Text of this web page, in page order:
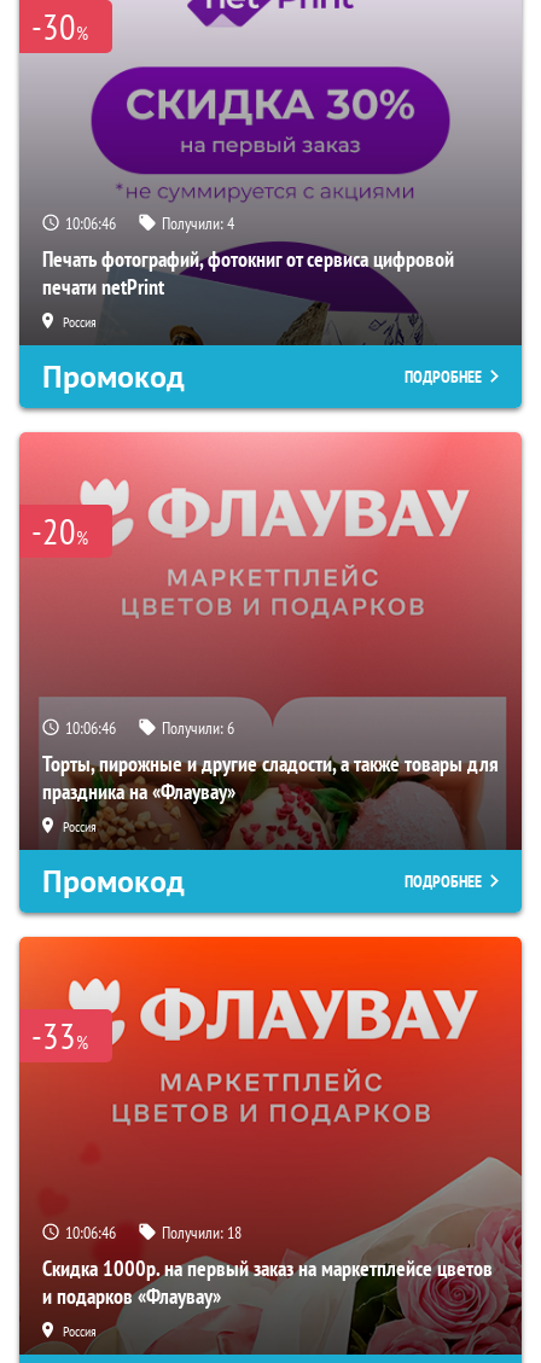
-30%
10:06:45 Получили:4
Печать фотографий, фотокниг от сервиса цифровой
печати netPrint
Россия
Промокод ПОДРОБНЕЕ
-20%
10:06:45 Получили:6
Торты, пирожные и другие сладости, а также товары для
праздника на «Флаувау»
Россия
Промокод ПОДРОБНЕЕ
-33%
10:06:45 Получили: 18
Скидка 1000р. на первый заказ на маркетплейсе цветов
и подарков «Флаувау»
Россия